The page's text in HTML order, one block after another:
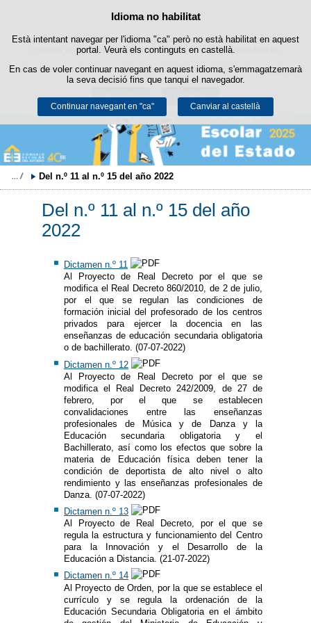
Política de cookies
Aquest lloc web utilitza cookies pròpies per facilitar la navegació i
cookies de tercers per obtenir estadístiques d'ús i satisfacció.
Podeu obtenir més informació a l'apartat "Cookies" del nostreavís legal.
Acceptar Rebutjar
Idioma no habilitat
Està intentant navegar per l'idioma "ca" però no està habilitat en aquest
portal. Veurà els continguts en castellà.
En cas de voler continuar navegant en aquest idioma, s'emmagatzemarà
la seva decisió fins que tanqui el navegador.
Continuar navegant en "ca" Canviar al castellà
Passar al contingut
Del n.º 11 al n.º 15 del año 2022
Del n.º 11 al n.º 15 del año
2022
Dictamen n.º 11
Al Proyecto de Real Decreto por el que se
modifica el Real Decreto 860/2010, de 2 de julio,
por el que se regulan las condiciones de
formación inicial del profesorado de los centros
privados para ejercer la docencia en las
enseñanzas de educación secundaria obligatoria
o de bachillerato. (07-07-2022)
Dictamen n.º 12
Al Proyecto de Real Decreto por el que se
modifica el Real Decreto 242/2009, de 27 de
febrero, por el que se establecen
convalidaciones entre las enseñanzas
profesionales de Música y de Danza y la
Educación secundaria obligatoria y el
Bachillerato, así como los efectos que sobre la
materia de Educación física deben tener la
condición de deportista de alto nivel o alto
rendimiento y las enseñanzas profesionales de
Danza. (07-07-2022)
Dictamen n.º 13
Al Proyecto de Real Decreto, por el que se
regula la estructura y funcionamiento del Centro
para la Innovación y el Desarrollo de la
Educación a Distancia. (21-07-2022)
Dictamen n.º 14
Al Proyecto de Orden, por la que se establece el
currículo y se regula la ordenación de la
Educación Secundaria Obligatoria en el ámbito